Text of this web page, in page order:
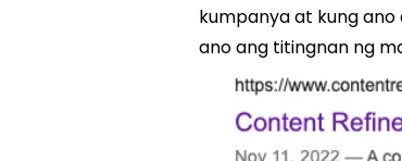
kumpanya at kung ano
ano ang titingnan ng